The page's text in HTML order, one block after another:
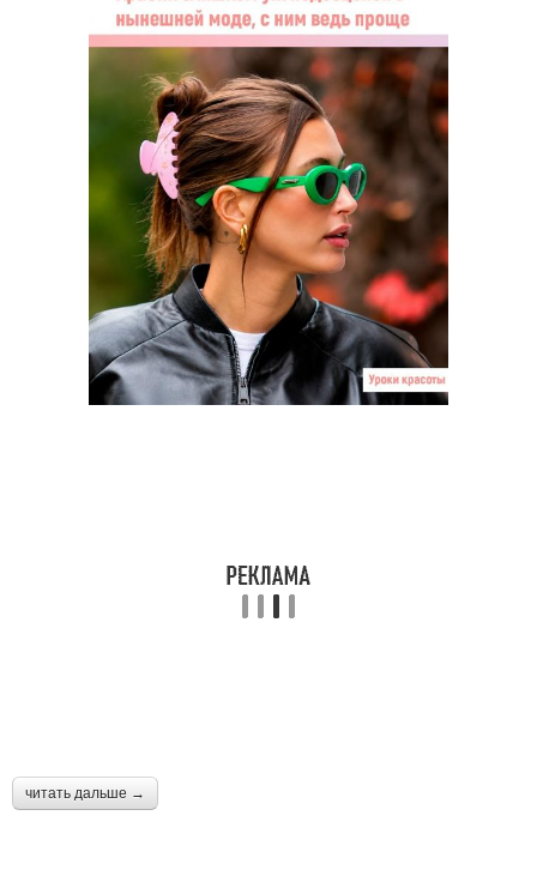
тенденции маникюра
читать дальше →